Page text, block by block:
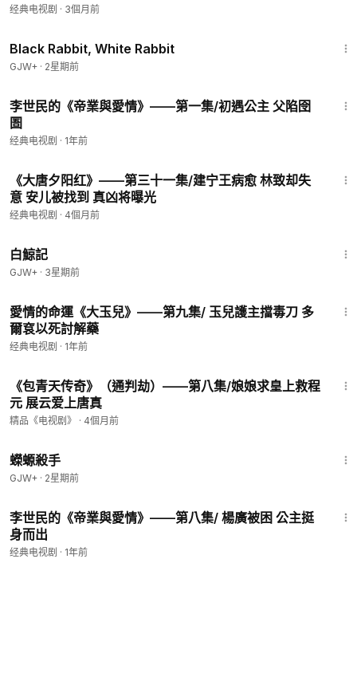
经典电视剧 · 3個月前
Black Rabbit, White Rabbit
GJW+ · 2星期前
李世民的《帝業與愛情》——第一集/初遇公主 父陷囹
圄
经典电视剧 · 1年前
《大唐夕阳红》——第三十一集/建宁王病愈 林致却失
意 安儿被找到 真凶将曝光
经典电视剧 · 4個月前
白鯨記
GJW+ · 3星期前
愛情的命運《大玉兒》——第九集/ 玉兒護主擋毒刀 多
爾袞以死討解藥
经典电视剧 · 1年前
《包青天传奇》（通判劫）——第八集/娘娘求皇上救程
元 展云爱上唐真
精品《电视剧》 · 4個月前
蠑螈殺手
GJW+ · 2星期前
李世民的《帝業與愛情》——第八集/ 楊廣被困 公主挺
身而出
经典电视剧 · 1年前